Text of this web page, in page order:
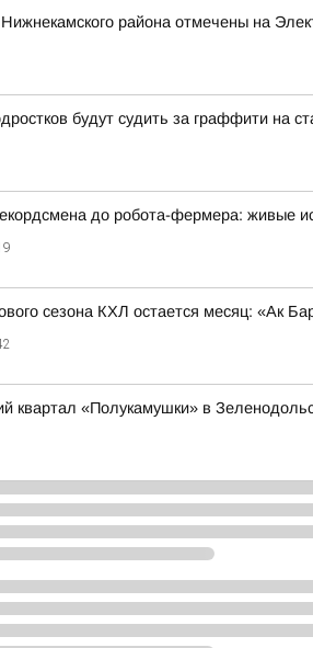
района отмечены на
будут судить за граффити на
до робота-фермера: живые
сезона КХЛ остается месяц: «Ак
квартал «Полукамушки» в